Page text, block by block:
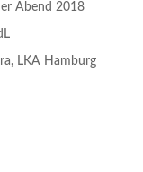
Abend 2018
LKA Hamburg